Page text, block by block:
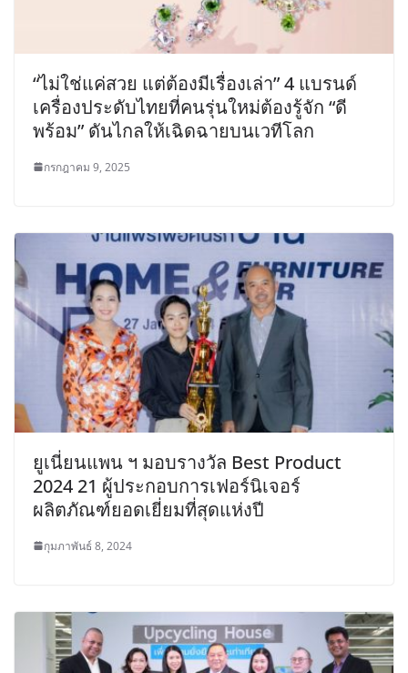
“ไม่ใช่แค่สวย แต่ต้องมีเรื่องเล่า” 4 แบรนด์
เครื่องประดับไทยที่คนรุ่นใหม่ต้องรู้จัก “ดี
พร้อม” ดันไกลให้เฉิดฉายบนเวทีโลก
กรกฎาคม 9, 2025
ยูเนี่ยนแพน ฯ มอบรางวัล Best Product
2024 21 ผู้ประกอบการเฟอร์นิเจอร์
ผลิตภัณฑ์ยอดเยี่ยมที่สุดแห่งปี
กุมภาพันธ์ 8, 2024